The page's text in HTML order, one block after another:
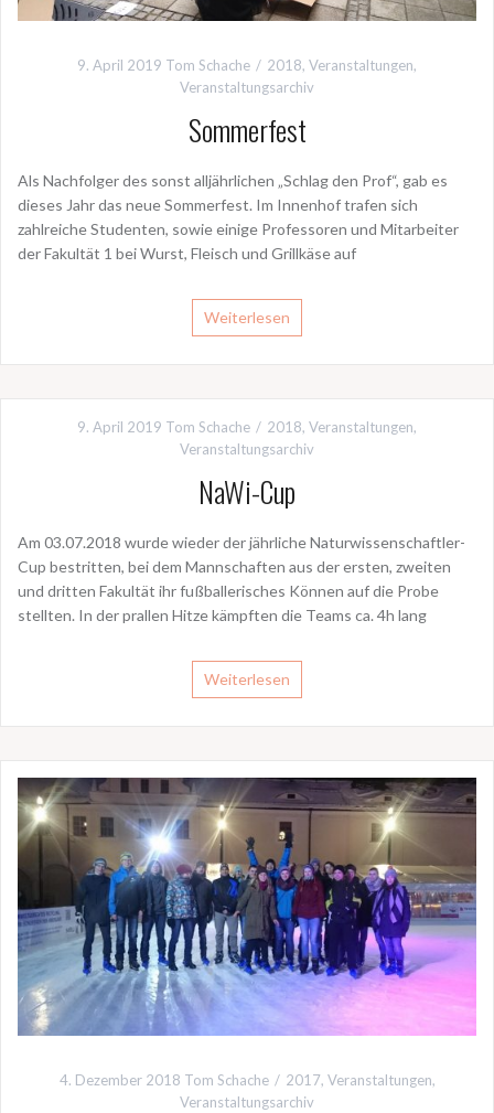
9. April 2019 Tom Schache 2018, Veranstaltungen,
Veranstaltungsarchiv
Sommerfest
Als Nachfolger des sonst alljährlichen „Schlag den Prof“, gab es
dieses Jahr das neue Sommerfest. Im Innenhof trafen sich
zahlreiche Studenten, sowie einige Professoren und Mitarbeiter
der Fakultät 1 bei Wurst, Fleisch und Grillkäse auf
Weiterlesen
9. April 2019 Tom Schache 2018, Veranstaltungen,
Veranstaltungsarchiv
NaWi-Cup
Am 03.07.2018 wurde wieder der jährliche Naturwissenschaftler-
Cup bestritten, bei dem Mannschaften aus der ersten, zweiten
und dritten Fakultät ihr fußballerisches Können auf die Probe
stellten. In der prallen Hitze kämpften die Teams ca. 4h lang
Weiterlesen
4. Dezember 2018 Tom Schache 2017, Veranstaltungen,
Veranstaltungsarchiv